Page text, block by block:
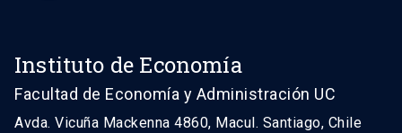
Instituto de Economía
Facultad de Economía y Administración UC
Avda. Vicuña Mackenna 4860, Macul. Santiago, Chile